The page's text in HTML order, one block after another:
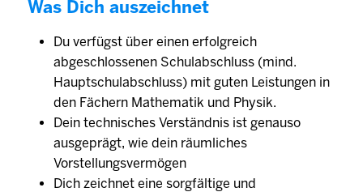
Was Dich auszeichnet
Du verfügst über einen erfolgreich
abgeschlossenen Schulabschluss (mind.
Hauptschulabschluss) mit guten Leistungen in
den Fächern Mathematik und Physik.
Dein technisches Verständnis ist genauso
ausgeprägt, wie dein räumliches
Vorstellungsvermögen
Dich zeichnet eine sorgfältige und